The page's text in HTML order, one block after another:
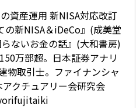
資産運用 新NISA対応改訂
新NISA＆iDeCo』(成美堂
ないお金の話』(大和書房)
万部超。日本証券アナリ
物取引士。ファイナンシャ
クチュアリー会研究会